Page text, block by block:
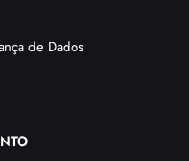
de Dados